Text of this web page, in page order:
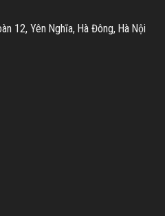
12, Yên Nghĩa, Hà Đông, Hà Nội